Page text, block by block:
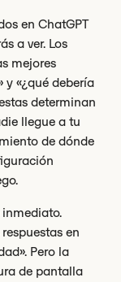
en ChatGPT
a ver. Los
mejores
y «¿qué debería
determinan
llegue a tu
de dónde
en
Pero la
de pantalla